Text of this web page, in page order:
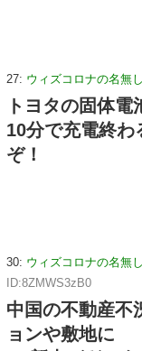
27: ウィズコロナの名無
トヨタの固体電
10分で充電終わ
ぞ！
30: ウィズコロナの名無
ID:8ZMWS3zB0
中国の不動産不
ョンや敷地に